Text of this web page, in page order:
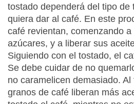
tostado dependerá del tipo de
quiera dar al café. En este
café revientan, comenzando
azúcares, y a liberar sus
Siguiendo con el tostado, el
Se debe cuidar de no
no caramelicen demasiado.
granos de café liberan más